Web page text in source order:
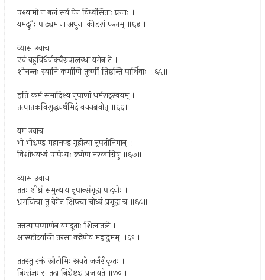
पश्यामो न बलं सर्वं येन विध्वंसिताः प्रजाः ।
यमदूतैः पाट्यमाना अधुना कीदृशं फलम् ॥६४॥
व्यास उवाच
एवं बहुविधैर्वाक्यैरुपालब्धा यमेन ते ।
शोचन्तः स्वानि कर्माणि तूष्णीं तिष्ठन्ति पार्थिवाः ॥६५॥
इति कर्म समादिश्य नृपाणां धर्मराट्स्वयम् ।
तत्पातकविशुद्धयर्थमिदं वचनब्रवीत् ॥६६॥
यम उवाच
भो भोश्चण्ड महाचण्ड गृहीत्वा नृपतीनिमान् ।
विशोधयध्वं पापेभ्यः क्रमेण नरकाग्निषु ॥६७॥
व्यास उवाच
ततः शीघ्रं समुत्थाय नृपान्संगृह्य पादयोः ।
भ्रमयित्वा तु वेगेन क्षिप्त्वा चोर्ध्वं प्रगृह्य च ॥६८॥
तत्तत्पापप्माणेन यमदूताः शिलातले ।
आस्फोटयन्ति तरसा वज्रेणेव महाद्रुमम् ॥६९॥
ततस्तु रक्तं स्रोतोभिः स्रवते जर्जरीकृतः ।
निःसंज्ञः स तदा निश्चेष्टश्च प्रजायते ॥७०॥